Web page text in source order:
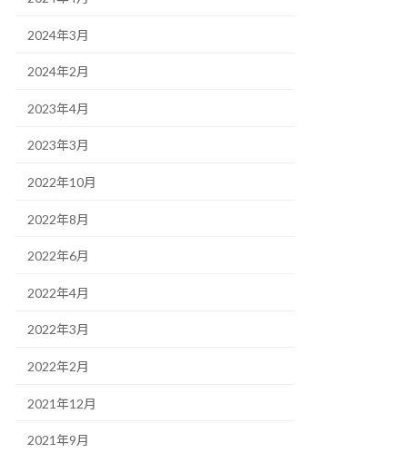
2024年3月
2024年2月
2023年4月
2023年3月
2022年10月
2022年8月
2022年6月
2022年4月
2022年3月
2022年2月
2021年12月
2021年9月